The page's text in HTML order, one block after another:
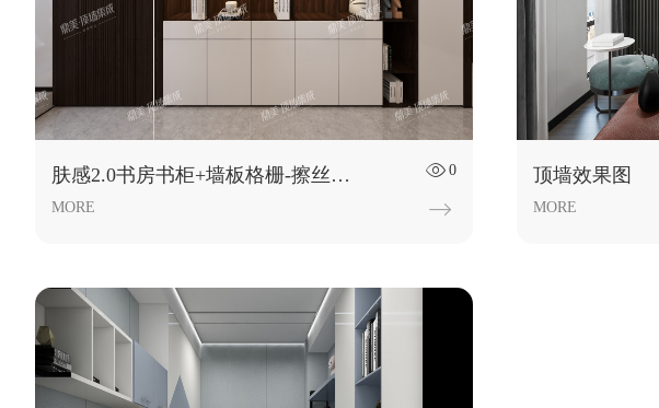
肤感2.0书房书柜+墙板格栅-擦丝宁静胡桃  0
MORE 
顶墙效果图
MORE